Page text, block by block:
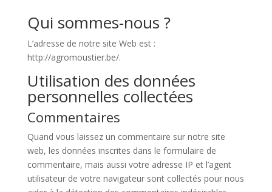
Qui sommes-nous ?
L’adresse de notre site Web est :
http://agromoustier.be/.
Utilisation des données
personnelles collectées
Commentaires
Quand vous laissez un commentaire sur notre site
web, les données inscrites dans le formulaire de
commentaire, mais aussi votre adresse IP et l’agent
utilisateur de votre navigateur sont collectés pour nous